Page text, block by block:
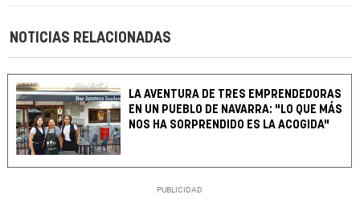
NOTICIAS RELACIONADAS
LA AVENTURA DE TRES EMPRENDEDORAS
EN UN PUEBLO DE NAVARRA: "LO QUE MÁS
NOS HA SORPRENDIDO ES LA ACOGIDA"